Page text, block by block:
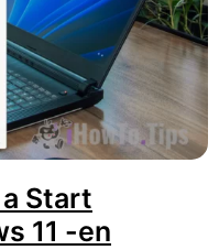
Start
11 -en